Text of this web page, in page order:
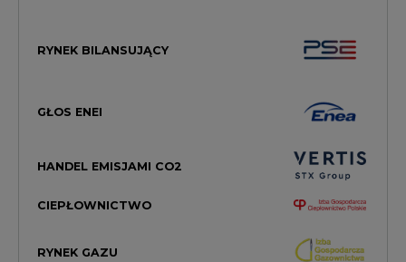
RYNEK BILANSUJĄCY
GŁOS ENEI
HANDEL EMISJAMI CO2
CIEPŁOWNICTWO
RYNEK GAZU